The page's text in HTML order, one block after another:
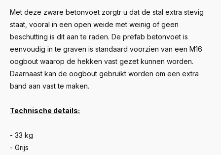
Met deze zware betonvoet zorgtr u dat de stal extra stevig
staat, vooral in een open weide met weinig of geen
beschutting is dit aan te raden. De prefab betonvoet is
eenvoudig in te graven is standaard voorzien van een M16
oogbout waarop de hekken vast gezet kunnen worden.
Daarnaast kan de oogbout gebruikt worden om een extra
band aan vast te maken.
Technische details:
- 33 kg
- Grijs